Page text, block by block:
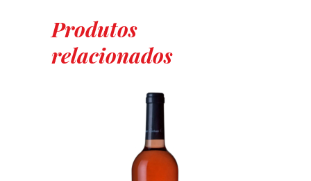
Évora,
Branco
Produtos
relacionados